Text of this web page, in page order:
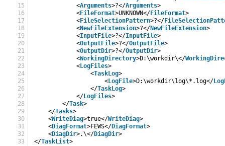
15
16
17
18
19
20
21
22
23
24
25
26
27
28
29
30
31
32
33
<Arguments>?</Arguments>
<FileFormat>UNKNOWN</FileFormat>
<FileSelectionPattern>?</
<NewFileExtension>?</NewFileExtension>
<InputFile>?</InputFile>
<OutputFile>?</OutputFile>
<OutputDir>?</OutputDir>
<WorkingDirectory>D:\workdir\</
< LogFiles>
<TaskLog>
< LogFile>D:\workdir\log\*.log</
</TaskLog>
</ LogFiles>
</Task>
</Tasks>
<WriteDiag>true</WriteDiag>
<DiagFormat>FEWS</DiagFormat>
<DiagDir>.\</DiagDir>
</TaskList>